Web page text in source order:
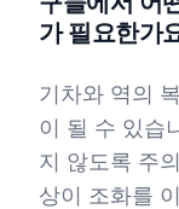
가 필요한가
기차와 역의
이 될 수 있습
지 않도록 주
상이 조화를